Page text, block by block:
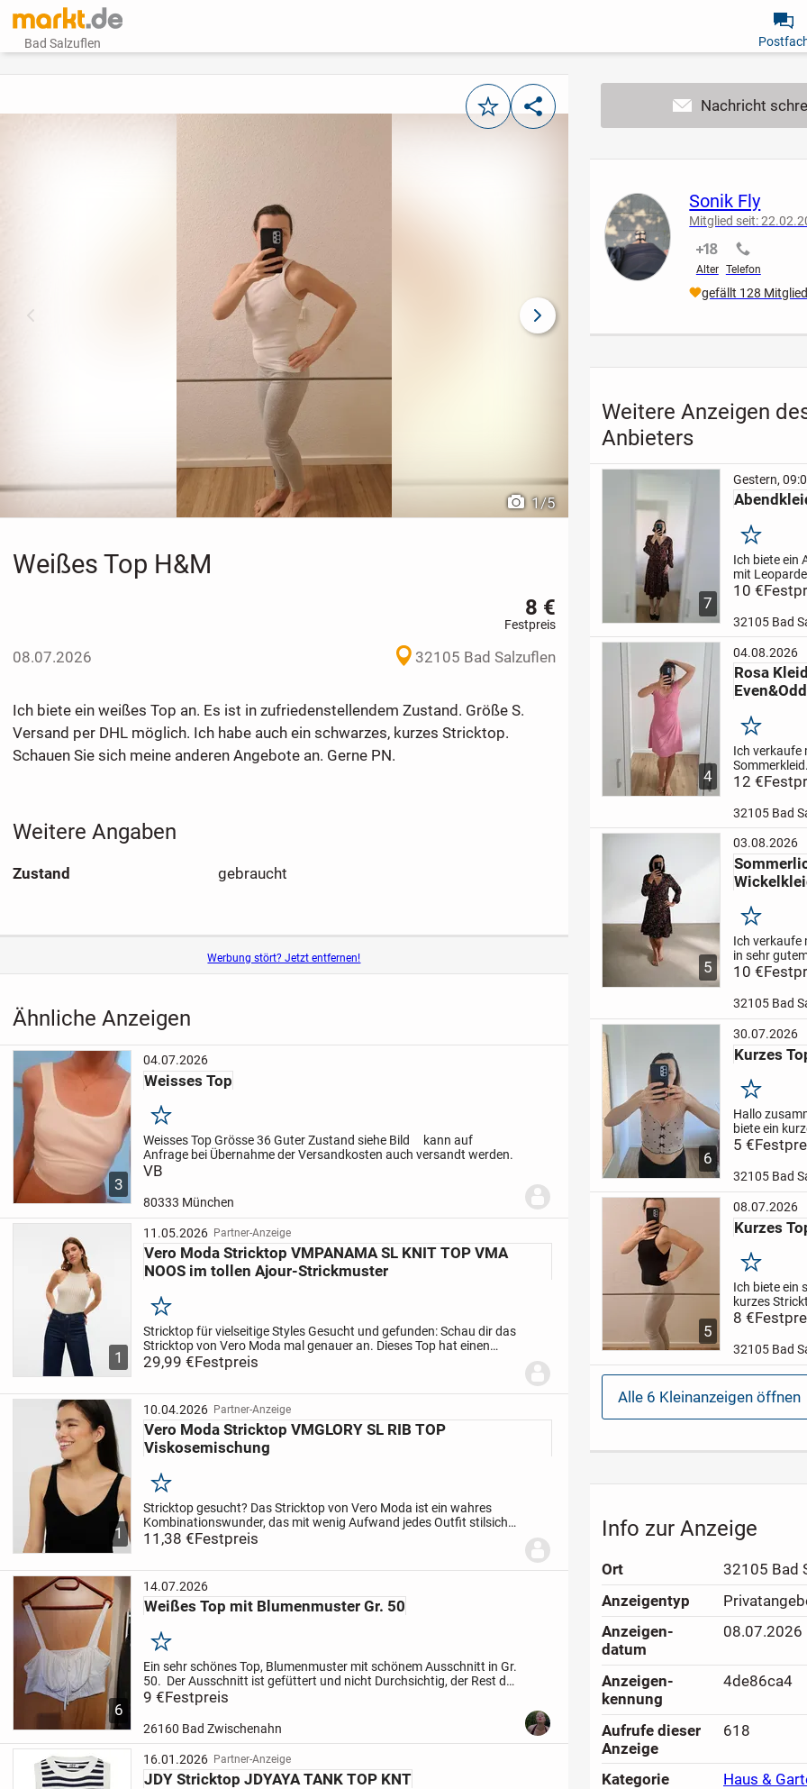
Bad Salzuflen
MerkenTeilen
vorheriges Bild
1/5
nächstes Bild
Weißes Top H&M
8 €
Festpreis
08.07.2026 32105 Bad Salzuflen
Ich biete ein weißes Top an. Es ist in zufriedenstellendem Zustand. Größe S.
Versand per DHL möglich. Ich habe auch ein schwarzes, kurzes Stricktop.
Schauen Sie sich meine anderen Angebote an. Gerne PN.
Weitere Angaben
Zustand gebraucht
Werbung stört? Jetzt entfernen!
Ähnliche Anzeigen
3
04.07.2026
Weisses Top
Merken
Weisses TopGrösse 36Guter Zustandsiehe Bild
kann auf
Anfrage bei Übernahme der Versandkosten auch versandt werden.
VB
80333 München
1
11.05.2026 Partner-Anzeige
Vero Moda Stricktop VMPANAMA SL KNIT TOP VMA
NOOS im tollen Ajour-Strickmuster
Merken
Stricktop für vielseitige StylesGesucht und gefunden: Schau dir das
Stricktop von Vero Moda mal genauer an. Dieses Top hat einen
amerikanischen Ausschnitt mit Häkelkante und ist
taillenbedeckend...
29,99 €Festpreis
1
10.04.2026 Partner-Anzeige
Vero Moda Stricktop VMGLORY SL RIB TOP
Viskosemischung
Merken
Stricktop gesucht? Das Stricktop von Vero Moda ist ein wahres
Kombinationswunder, das mit wenig Aufwand jedes Outfit stilsicher
aufwertet. Dieses Top hat einen V-Ausschnitt und ist normal sowie
11,38 €Festpreis
6
14.07.2026
Weißes Top mit Blumenmuster Gr. 50
Merken
Ein sehr schönes Top, Blumenmuster mit schönem Ausschnitt in Gr.
50. Der Ausschnitt ist gefüttert und nicht Durchsichtig, der Rest des
Tops ist durchsehbar.
9 €Festpreis
26160 Bad Zwischenahn
16.01.2026 Partner-Anzeige
JDY Stricktop JDYAYA TANK TOP KNT
Sonik Fly
Mitglied seit:
Alter
nicht verifiziert
Telefon
nicht
gefällt 128
Weitere Anzeigen
Anbieters
7
Gestern,
Merken
Ich biete ein
mit
von NEXT
Zustand ist
M/38. Nur
10 €
32105 Bad
4
04.08.2026
Rosa
Even&Odd
Merken
Ich verkaufe
Nicht neu,
perfektem
selten
Oberstoff:
Polyester,
Nur
Maxibrief.
12 €
32105 Bad
5
03.08.2026
Merken
Ich verkaufe
in sehr
Größe S. Ein
sommerliches
Wickelkleid
Schnürung.
Lieferung
per DHL.
10 €
32105 Bad
6
30.07.2026
Kurzes
Merken
Hallo
biete ein
Shein an, 2
Zustand ist
Gerne PN.
5 €
32105 Bad
5
08.07.2026
Kurzes
Merken
Ich biete ein
kurzes
hat tiefe
ist in gutem
DHL möglich.
auch ein
H&M an.
sich...
8 €
32105 Bad
Alle 6 Kleinanzeigen öffnen
Info zur Anzeige
Ort
32105 Bad
Anzeigen­typ
Anzeigen­
datum
08.07.2026
Anzeigen­
kennung
4de86ca4
Aufrufe dieser
Anzeige
618
Kategorie Haus &